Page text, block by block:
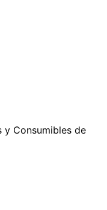
y Consumibles de